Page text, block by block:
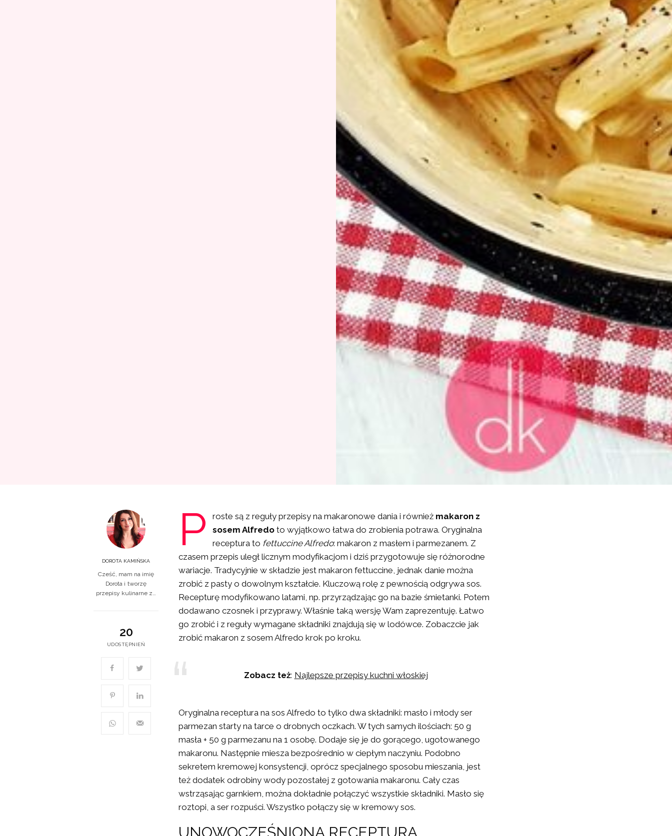
DOROTA KAMIŃSKA
Cześć, mam na imię
Dorota i tworzę
przepisy kulinarne z…
20
UDOSTĘPNIEŃ
P roste są z reguły przepisy na makaronowe dania i również makaron z
sosem Alfredoto wyjątkowo łatwa do zrobienia potrawa. Oryginalna
receptura to fettuccine Alfredo: makaron z masłem i parmezanem. Z
czasem przepis uległ licznym modyfikacjom i dziś przygotowuje się różnorodne
wariacje. Tradycyjnie w składzie jest makaron fettuccine, jednak danie można
zrobić z pasty o dowolnym kształcie. Kluczową rolę z pewnością odgrywa sos.
Recepturę modyfikowano latami, np. przyrządzając go na bazie śmietanki. Potem
dodawano czosnek i przyprawy. Właśnie taką wersję Wam zaprezentuję. Łatwo
go zrobić i z reguły wymagane składniki znajdują się w lodówce. Zobaczcie jak
zrobić makaron z sosem Alfredo krok po kroku.
Zobacz też: Najlepsze przepisy kuchni włoskiej
Oryginalna receptura na sos Alfredo to tylko dwa składniki: masło i młody ser
parmezan starty na tarce o drobnych oczkach. W tych samych ilościach: 50 g
masła + 50 g parmezanu na 1 osobę. Dodaje się je do gorącego, ugotowanego
makaronu. Następnie miesza bezpośrednio w ciepłym naczyniu. Podobno
sekretem kremowej konsystencji, oprócz specjalnego sposobu mieszania, jest
też dodatek odrobiny wody pozostałej z gotowania makaronu. Cały czas
wstrząsając garnkiem, można dokładnie połączyć wszystkie składniki. Masło się
roztopi, a ser rozpuści. Wszystko połączy się w kremowy sos.
UNOWOCZEŚNIONA RECEPTURA